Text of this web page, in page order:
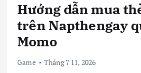
Hướng dẫn mua
trên Napthengay
Momo
Game Tháng 7 11, 2026